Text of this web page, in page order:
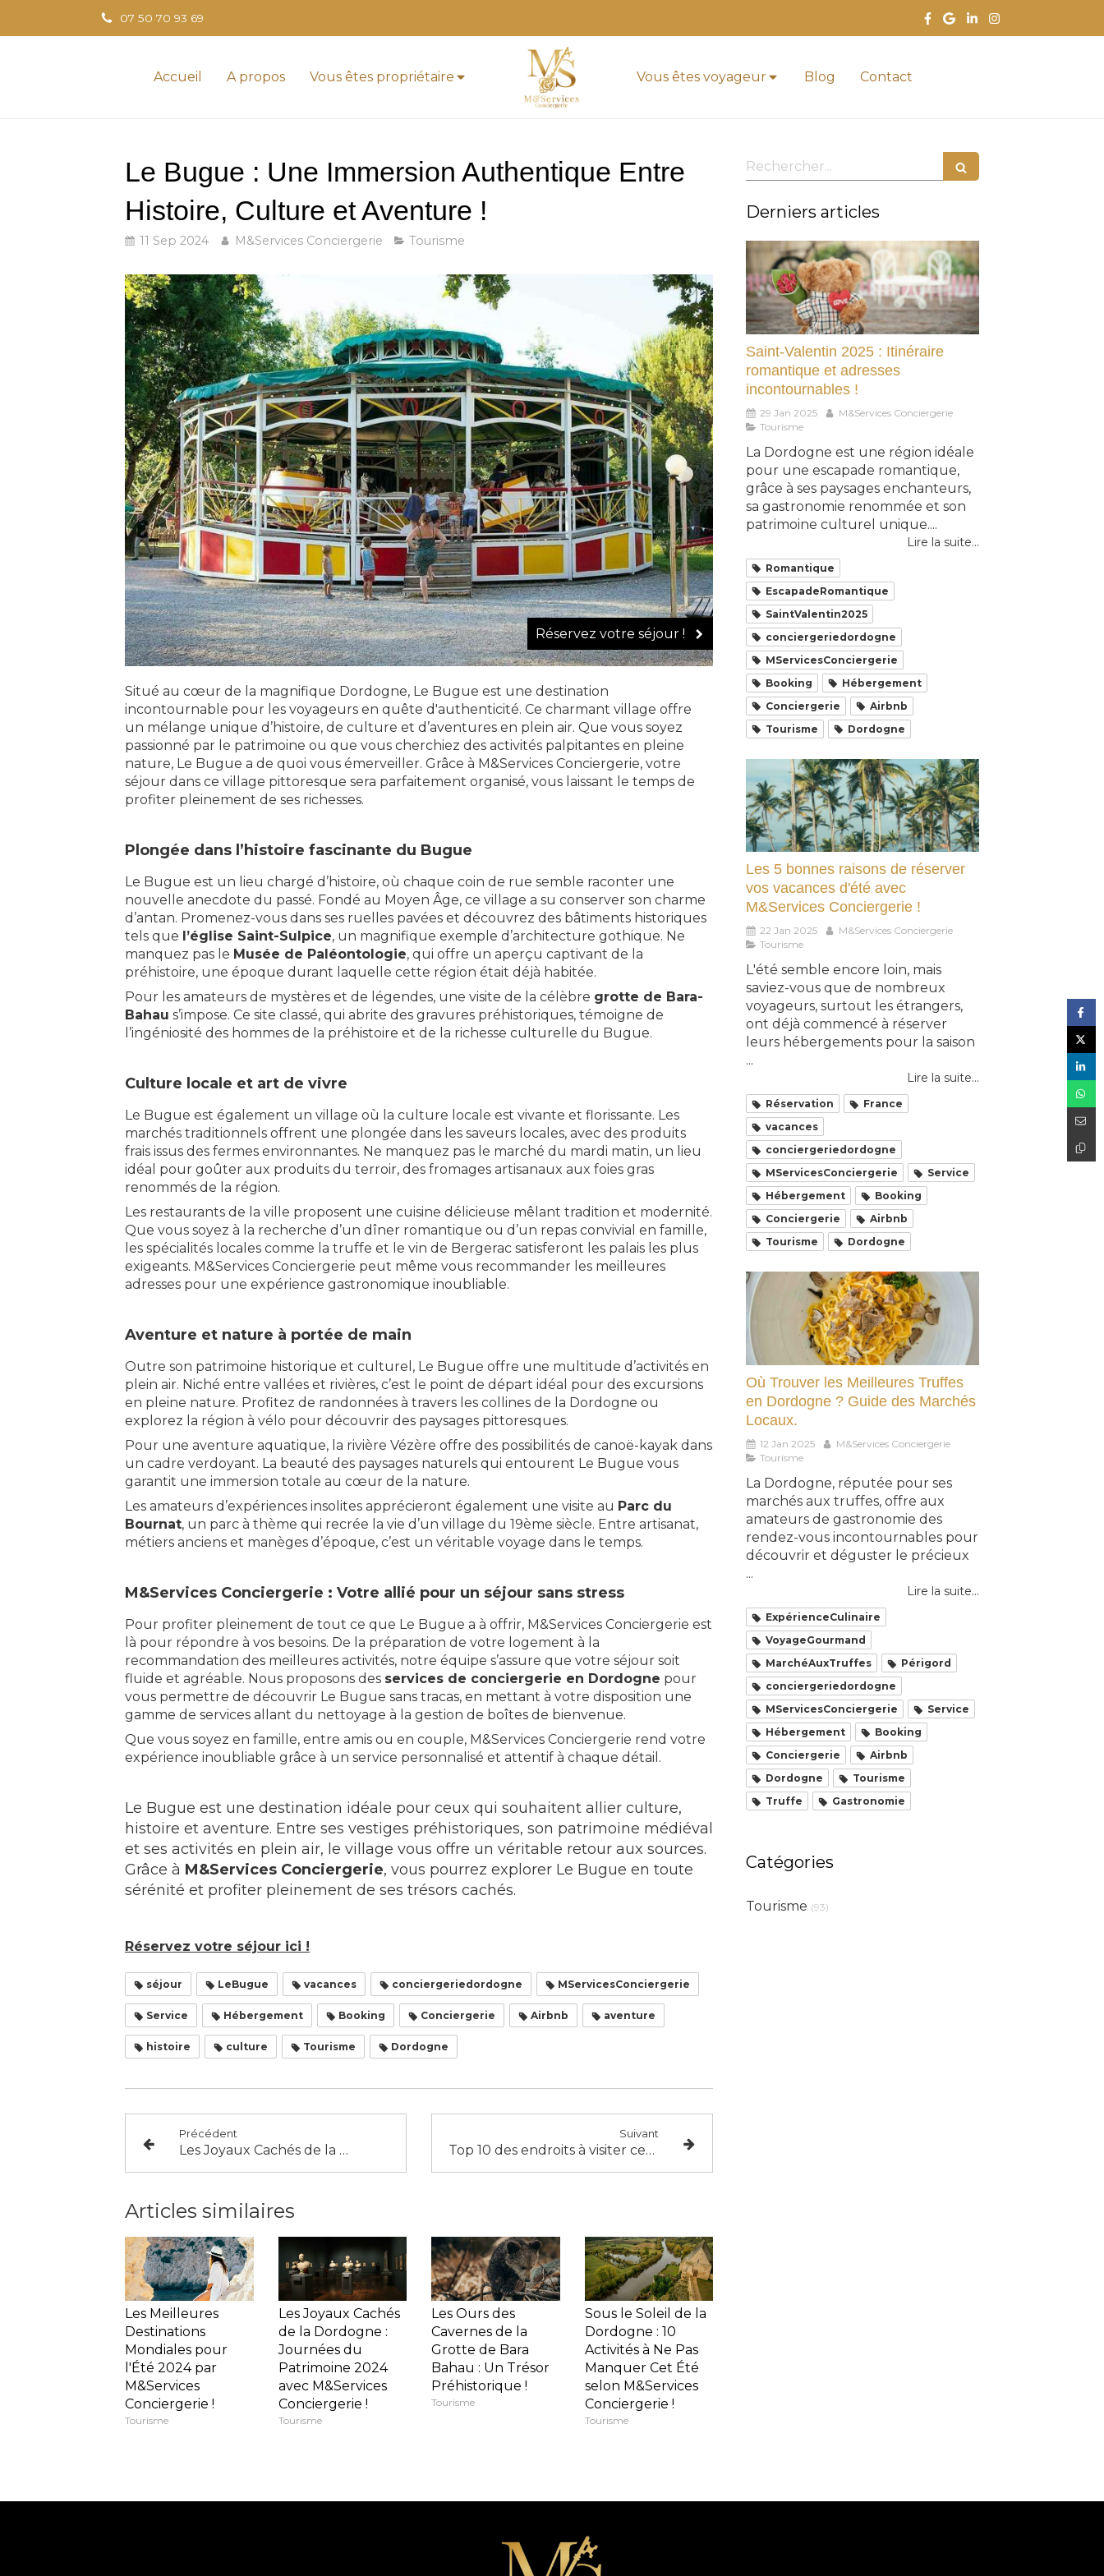
07 50 70 93 69
Accueil A propos Vous êtes propriétaire Vous êtes voyageur Blog Contact
Le Bugue : Une Immersion Authentique Entre
Histoire, Culture et Aventure !
11 Sep 2024 M&Services Conciergerie Tourisme
Réservez votre séjour !
Situé au cœur de la magnifique Dordogne, Le Bugue est une destination
incontournable pour les voyageurs en quête d'authenticité. Ce charmant village offre
un mélange unique d’histoire, de culture et d’aventures en plein air. Que vous soyez
passionné par le patrimoine ou que vous cherchiez des activités palpitantes en pleine
nature, Le Bugue a de quoi vous émerveiller. Grâce à M&Services Conciergerie, votre
séjour dans ce village pittoresque sera parfaitement organisé, vous laissant le temps de
profiter pleinement de ses richesses.
Plongée dans l’histoire fascinante du Bugue
Le Bugue est un lieu chargé d’histoire, où chaque coin de rue semble raconter une
nouvelle anecdote du passé. Fondé au Moyen Âge, ce village a su conserver son charme
d’antan. Promenez-vous dans ses ruelles pavées et découvrez des bâtiments historiques
tels que l’église Saint-Sulpice, un magnifique exemple d’architecture gothique. Ne
manquez pas le Musée de Paléontologie, qui offre un aperçu captivant de la
préhistoire, une époque durant laquelle cette région était déjà habitée.
Pour les amateurs de mystères et de légendes, une visite de la célèbre grotte de Bara-
Bahau s’impose. Ce site classé, qui abrite des gravures préhistoriques, témoigne de
l’ingéniosité des hommes de la préhistoire et de la richesse culturelle du Bugue.
Culture locale et art de vivre
Le Bugue est également un village où la culture locale est vivante et florissante. Les
marchés traditionnels offrent une plongée dans les saveurs locales, avec des produits
frais issus des fermes environnantes. Ne manquez pas le marché du mardi matin, un lieu
idéal pour goûter aux produits du terroir, des fromages artisanaux aux foies gras
renommés de la région.
Les restaurants de la ville proposent une cuisine délicieuse mêlant tradition et modernité.
Que vous soyez à la recherche d’un dîner romantique ou d’un repas convivial en famille,
les spécialités locales comme la truffe et le vin de Bergerac satisferont les palais les plus
exigeants. M&Services Conciergerie peut même vous recommander les meilleures
adresses pour une expérience gastronomique inoubliable.
Aventure et nature à portée de main
Outre son patrimoine historique et culturel, Le Bugue offre une multitude d’activités en
plein air. Niché entre vallées et rivières, c’est le point de départ idéal pour des excursions
en pleine nature. Profitez de randonnées à travers les collines de la Dordogne ou
explorez la région à vélo pour découvrir des paysages pittoresques.
Pour une aventure aquatique, la rivière Vézère offre des possibilités de canoë-kayak dans
un cadre verdoyant. La beauté des paysages naturels qui entourent Le Bugue vous
garantit une immersion totale au cœur de la nature.
Les amateurs d’expériences insolites apprécieront également une visite au Parc du
Bournat, un parc à thème qui recrée la vie d’un village du 19ème siècle. Entre artisanat,
métiers anciens et manèges d’époque, c’est un véritable voyage dans le temps.
M&Services Conciergerie : Votre allié pour un séjour sans stress
Pour profiter pleinement de tout ce que Le Bugue a à offrir, M&Services Conciergerie est
là pour répondre à vos besoins. De la préparation de votre logement à la
recommandation des meilleures activités, notre équipe s’assure que votre séjour soit
fluide et agréable. Nous proposons des services de conciergerie en Dordogne pour
vous permettre de découvrir Le Bugue sans tracas, en mettant à votre disposition une
gamme de services allant du nettoyage à la gestion de boîtes de bienvenue.
Que vous soyez en famille, entre amis ou en couple, M&Services Conciergerie rend votre
expérience inoubliable grâce à un service personnalisé et attentif à chaque détail.
Le Bugue est une destination idéale pour ceux qui souhaitent allier culture,
histoire et aventure. Entre ses vestiges préhistoriques, son patrimoine médiéval
et ses activités en plein air, le village vous offre un véritable retour aux sources.
Grâce à M&Services Conciergerie, vous pourrez explorer Le Bugue en toute
sérénité et profiter pleinement de ses trésors cachés.
Réservez votre séjour ici !
séjour LeBugue vacances conciergeriedordogne MServicesConciergerie
Service Hébergement Booking Conciergerie Airbnb aventure
histoire culture Tourisme Dordogne
Précédent
Les Joyaux Cachés de la Dordogne : Journées du Patrimoine 2024 avec M&Services Conciergerie !
Suivant
Top 10 des endroits à visiter cet automne : des idées de voyage inspirantes selon M&Services Conciergerie !
Articles similaires
Les Meilleures
Destinations
Mondiales pour
l'Été 2024 par
M&Services
Conciergerie !
Tourisme
Les Joyaux Cachés
de la Dordogne :
Journées du
Patrimoine 2024
avec M&Services
Conciergerie !
Tourisme
Les Ours des
Cavernes de la
Grotte de Bara
Bahau : Un Trésor
Préhistorique !
Tourisme
Sous le Soleil de la
Dordogne : 10
Activités à Ne Pas
Manquer Cet Été
selon M&Services
Conciergerie !
Tourisme
Rechercher
Derniers articles
Saint-Valentin 2025 : Itinéraire
romantique et adresses
incontournables !
29 Jan 2025
M&Services Conciergerie
Tourisme
La Dordogne est une région idéale
pour une escapade romantique,
grâce à ses paysages enchanteurs,
sa gastronomie renommée et son
patrimoine culturel unique....
Lire la suite...
Romantique
EscapadeRomantique
SaintValentin2025
conciergeriedordogne
MServicesConciergerie
Booking
Hébergement
Conciergerie
Airbnb
Tourisme
Dordogne
Les 5 bonnes raisons de réserver
vos vacances d'été avec
M&Services Conciergerie !
22 Jan 2025
M&Services Conciergerie
Tourisme
L'été semble encore loin, mais
saviez-vous que de nombreux
voyageurs, surtout les étrangers,
ont déjà commencé à réserver
leurs hébergements pour la saison
...
Lire la suite...
Réservation
France
vacances
conciergeriedordogne
MServicesConciergerie
Service
Hébergement
Booking
Conciergerie
Airbnb
Tourisme
Dordogne
Où Trouver les Meilleures Truffes
en Dordogne ? Guide des Marchés
Locaux.
12 Jan 2025
M&Services Conciergerie
Tourisme
La Dordogne, réputée pour ses
marchés aux truffes, offre aux
amateurs de gastronomie des
rendez-vous incontournables pour
découvrir et déguster le précieux
...
Lire la suite...
ExpérienceCulinaire
VoyageGourmand
MarchéAuxTruffes
Périgord
conciergeriedordogne
MServicesConciergerie
Service
Hébergement
Booking
Conciergerie
Airbnb
Dordogne
Tourisme
Truffe
Gastronomie
Catégories
Tourisme (93)